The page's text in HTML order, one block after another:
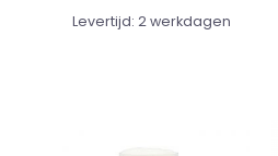
Levertijd: 2 werkdagen